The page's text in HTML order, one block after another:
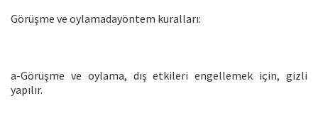
Görüşme ve oylamadayöntem kuralları:
a-Görüşme ve oylama, dış etkileri engellemek için, gizli
yapılır.